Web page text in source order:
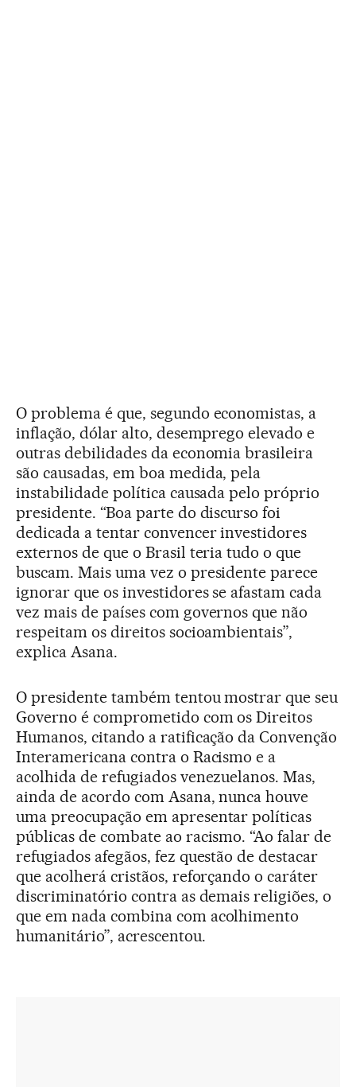
O problema é que, segundo economistas, a
inflação, dólar alto, desemprego elevado e
outras debilidades da economia brasileira
são causadas, em boa medida, pela
instabilidade política causada pelo próprio
presidente. “Boa parte do discurso foi
dedicada a tentar convencer investidores
externos de que o Brasil teria tudo o que
buscam. Mais uma vez o presidente parece
ignorar que os investidores se afastam cada
vez mais de países com governos que não
respeitam os direitos socioambientais”,
explica Asana.
O presidente também tentou mostrar que seu
Governo é comprometido com os Direitos
Humanos, citando a ratificação da Convenção
Interamericana contra o Racismo e a
acolhida de refugiados venezuelanos. Mas,
ainda de acordo com Asana, nunca houve
uma preocupação em apresentar políticas
públicas de combate ao racismo. “Ao falar de
refugiados afegãos, fez questão de destacar
que acolherá cristãos, reforçando o caráter
discriminatório contra as demais religiões, o
que em nada combina com acolhimento
humanitário”, acrescentou.